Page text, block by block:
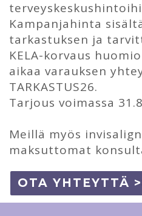
Kampanjahinta
tarkastuksen ja
KELA-korvaus
aikaa varauksen
TARKASTUS26.
Tarjous voimassa
Meillä myös
maksuttomat
OTA YHTEYTTÄ